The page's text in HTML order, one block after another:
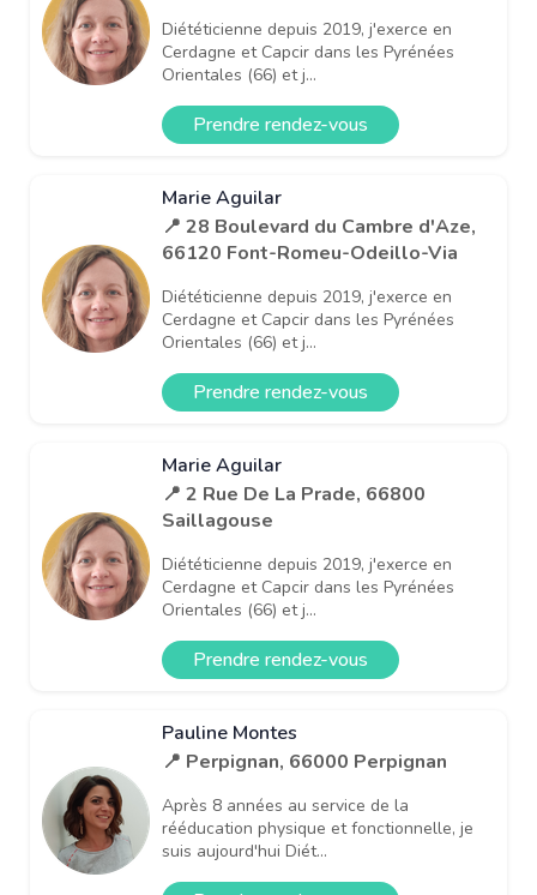
Diététicienne depuis 2019, j'exerce en
Cerdagne et Capcir dans les Pyrénées
Orientales (66) et j...
Prendre rendez-vous
Marie Aguilar
📍 28 Boulevard du Cambre d'Aze,
66120 Font-Romeu-Odeillo-Via
Diététicienne depuis 2019, j'exerce en
Cerdagne et Capcir dans les Pyrénées
Orientales (66) et j...
Prendre rendez-vous
Marie Aguilar
📍 2 Rue De La Prade, 66800
Saillagouse
Diététicienne depuis 2019, j'exerce en
Cerdagne et Capcir dans les Pyrénées
Orientales (66) et j...
Prendre rendez-vous
Pauline Montes
📍 Perpignan, 66000 Perpignan
Après 8 années au service de la
rééducation physique et fonctionnelle, je
suis aujourd'hui Diét...